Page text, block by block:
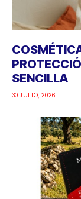
SENCILLA
30 JULIO, 2026